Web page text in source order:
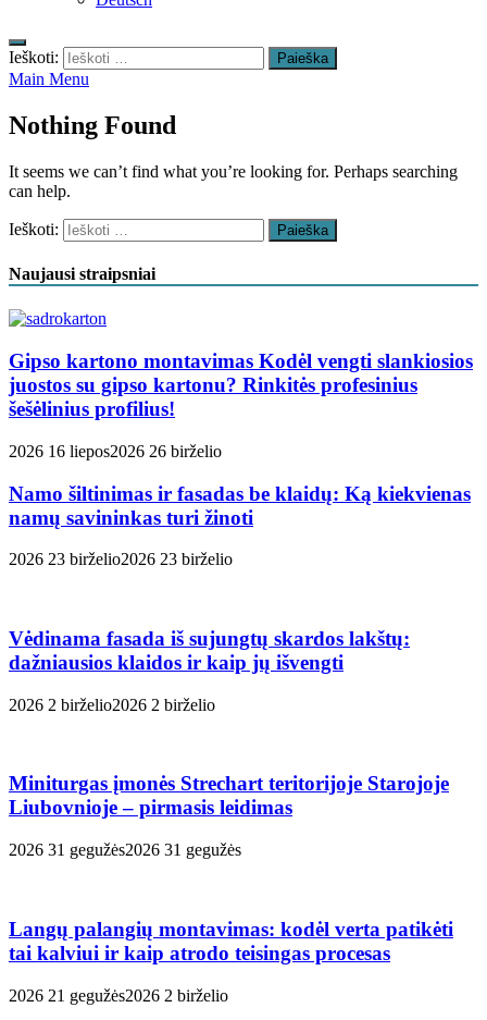
Ieškoti:
Main Menu
Nothing Found
It seems we can’t find what you’re looking for. Perhaps searching
can help.
Ieškoti:
Naujausi straipsniai
Gipso kartono montavimas Kodėl vengti slankiosios
juostos su gipso kartonu? Rinkitės profesinius
šešėlinius profilius!
2026 16 liepos2026 26 birželio
Namo šiltinimas ir fasadas be klaidų: Ką kiekvienas
namų savininkas turi žinoti
2026 23 birželio2026 23 birželio
Vėdinama fasada iš sujungtų skardos lakštų:
dažniausios klaidos ir kaip jų išvengti
2026 2 birželio2026 2 birželio
Miniturgas įmonės Strechart teritorijoje Starojoje
Liubovnioje – pirmasis leidimas
2026 31 gegužės2026 31 gegužės
Langų palangių montavimas: kodėl verta patikėti
tai kalviui ir kaip atrodo teisingas procesas
2026 21 gegužės2026 2 birželio